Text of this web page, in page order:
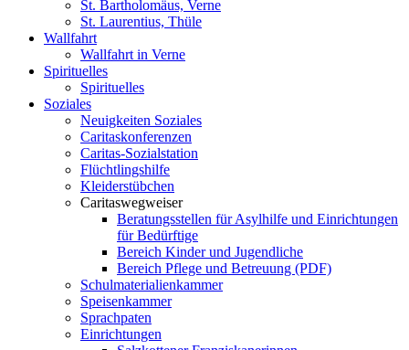
St. Bartholomäus, Verne
St. Laurentius, Thüle
Wallfahrt
Wallfahrt in Verne
Spirituelles
Spirituelles
Soziales
Neuigkeiten Soziales
Caritaskonferenzen
Caritas-Sozialstation
Flüchtlingshilfe
Kleiderstübchen
Caritaswegweiser
Beratungsstellen für Asylhilfe und Einrichtungen
für Bedürftige
Bereich Kinder und Jugendliche
Bereich Pflege und Betreuung (PDF)
Schulmaterialienkammer
Speisenkammer
Sprachpaten
Einrichtungen